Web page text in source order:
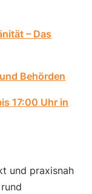
– Das
Behörden
17:00 Uhr in
und praxisnah